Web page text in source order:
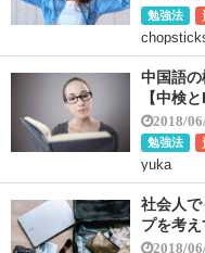
勉強法
中国語の
【中検
2018/
勉強法
yuka
社会人
プを考
2018/